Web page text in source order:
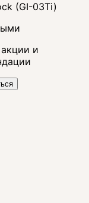
(GI-03Ti)
и